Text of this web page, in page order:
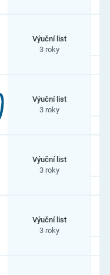
Výuční list
3 roky
Výuční list
3 roky
Výuční list
3 roky
Výuční list
3 roky